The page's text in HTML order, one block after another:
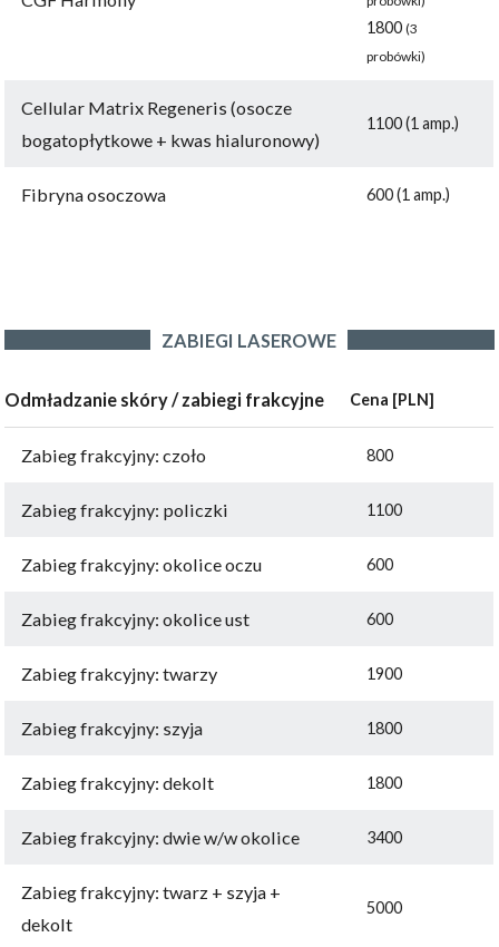
1800(3
probówki)
Cellular Matrix Regeneris (osocze
bogatopłytkowe + kwas hialuronowy)
1100 (1 amp.)
Fibryna osoczowa 600 (1 amp.)
ZABIEGI LASEROWE
Odmładzanie skóry / zabiegi frakcyjne Cena [PLN]
Zabieg frakcyjny: czoło 800
Zabieg frakcyjny: policzki 1100
Zabieg frakcyjny: okolice oczu 600
Zabieg frakcyjny: okolice ust 600
Zabieg frakcyjny: twarzy 1900
Zabieg frakcyjny: szyja 1800
Zabieg frakcyjny: dekolt 1800
Zabieg frakcyjny: dwie w/w okolice 3400
Zabieg frakcyjny: twarz + szyja +
dekolt
5000